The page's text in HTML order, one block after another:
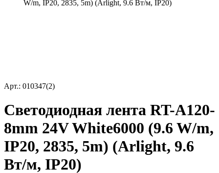
W/m, IP20, 2835, 5m) (Arlight, 9.6 Вт/м, IP20)
Арт.: 010347(2)
Светодиодная лента RT-A120-
8mm 24V White6000 (9.6 W/m,
IP20, 2835, 5m) (Arlight, 9.6
Вт/м, IP20)